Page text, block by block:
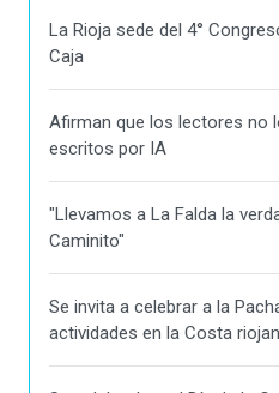
La Rioja sede del 4°
Caja
Afirman que los lectores no
escritos por IA
"Llevamos a La Falda la
Caminito"
Se invita a celebrar a la
actividades en la Costa